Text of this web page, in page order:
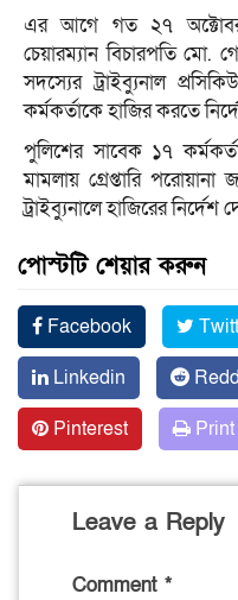
এর আগে গত ২৭ অক্টোবর
চেয়ারম্যান বিচারপতি মো.
সদস্যের ট্রাইব্যুনাল
কর্মকর্তাকে হাজির করতে
পুলিশের সাবেক ১৭
মামলায় গ্রেপ্তারি
ট্রাইব্যুনালে হাজিরের নির্দেশ
পোস্টটি শেয়ার করুন
Facebook
Linkedin
Pinterest
Print
Leave a Reply
Comment *